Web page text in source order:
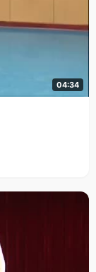
04:34